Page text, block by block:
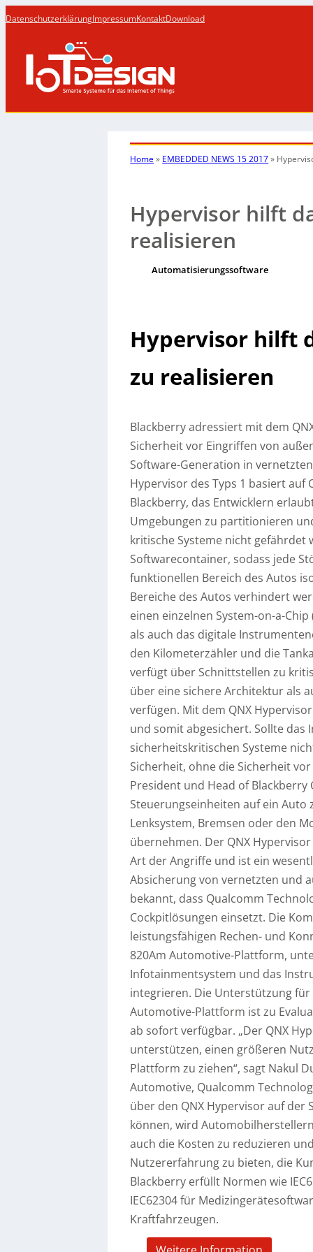
DatenschutzerklärungImpressumKontaktDownload
Home» EMBEDDED NEWS 15 2017»
Hypervisor hilft
realisieren
Automatisierungssoftware
Hypervisor hilft
zu realisieren
Blackberry adressiert mit dem
Sicherheit vor Eingriffen von
Software-Generation in
Hypervisor des Typs 1 basiert auf
Blackberry, das Entwicklern
Umgebungen zu partitionieren
kritische Systeme nicht gefährdet
Softwarecontainer, sodass jede
funktionellen Bereich des Autos
Bereiche des Autos verhindert
einen einzelnen System-on-a-
als auch das digitale
den Kilometerzähler und die
verfügt über Schnittstellen zu
über eine sichere Architektur als
verfügen. Mit dem QNX
und somit abgesichert. Sollte
sicherheitskritischen Systeme
Sicherheit, ohne die Sicherheit
President und Head of
Steuerungseinheiten auf ein Auto
Lenksystem, Bremsen oder den
übernehmen. Der QNX
Art der Angriffe und ist ein
Absicherung von vernetzten und
bekannt, dass Qualcomm
Cockpitlösungen einsetzt. Die
leistungsfähigen Rechen- und
820Am Automotive-Plattform,
Infotainmentsystem und das
integrieren. Die Unterstützung für
Automotive-Plattform ist zu
ab sofort verfügbar. „Der QNX
unterstützen, einen größeren
Plattform zu ziehen“, sagt Nakul
Automotive, Qualcomm
über den QNX Hypervisor auf
können, wird
auch die Kosten zu reduzieren
Nutzererfahrung zu bieten, die
Blackberry erfüllt Normen wie
IEC62304 für
Kraftfahrzeugen.